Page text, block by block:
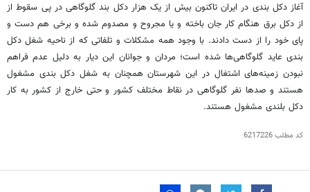
آغاز دکل بندی در ایران تاکنون بیش از یک هزار دکل بند گلوگاهی در پی سقوط از
از دکل برق هنگام کار جان باخته و یا مجروح و مصدوم شده و برخی هم دست و
پای خود را از دست دادند. با وجود همه مشکلات و تلفاتی که از ناحیه شغل دکل
بندی عاید گلوگاهی‌ها شده است؛ مردان و جوانان این دیار به دلیل عدم فراهم
نبودن زمینه‌های اشتغال در این شهرستان همچنان به شغل دکل بندی مشغول
هستند و صدها نفر گلوگاهی در نقاط مختلف کشور و حتی خارج از کشور به کار
دکل بلندی مشغول هستند.
کد مطلب6217226